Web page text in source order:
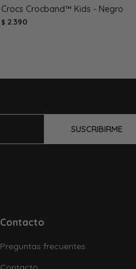
Crocs Crocband™ Kids - Negro
$ 2.390
SUSCRIBIRME
Contacto
Preguntas frecuentes